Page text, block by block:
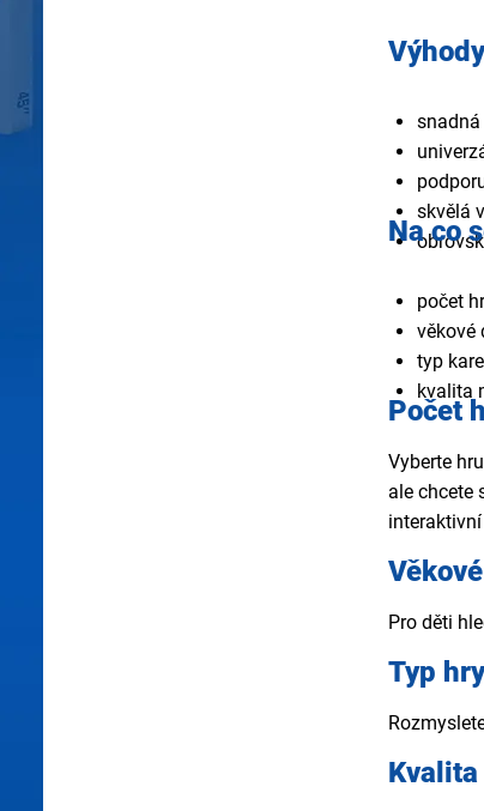
skvělá
Na co
počet
věkové
typ
kvalita
Počet
Vyberte
ale chcete
Pro děti
Typ